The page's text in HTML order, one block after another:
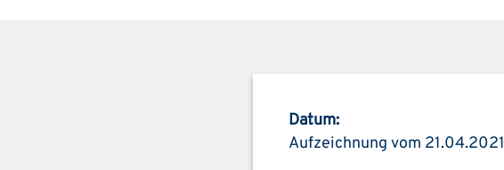
Datum:
Aufzeichnung vom 21.04.2021